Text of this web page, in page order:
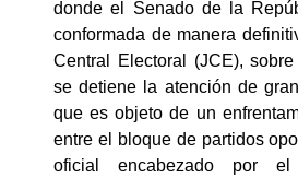
donde el Senado de la
conformada de manera
Central Electoral (JCE),
se detiene la atención de
que es objeto de un
entre el bloque de partidos
oficial encabezado por